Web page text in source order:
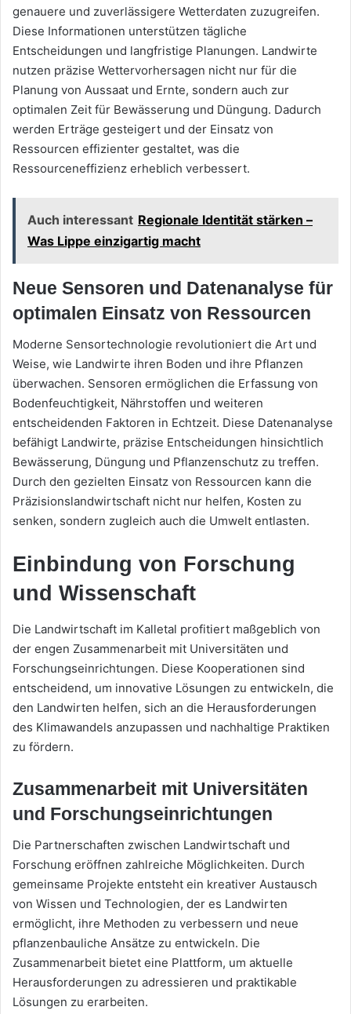
genauere und zuverlässigere Wetterdaten zuzugreifen.
Diese Informationen unterstützen tägliche
Entscheidungen und langfristige Planungen. Landwirte
nutzen präzise Wettervorhersagen nicht nur für die
Planung von Aussaat und Ernte, sondern auch zur
optimalen Zeit für Bewässerung und Düngung. Dadurch
werden Erträge gesteigert und der Einsatz von
Ressourcen effizienter gestaltet, was die
Ressourceneffizienz erheblich verbessert.
Auch interessant Regionale Identität stärken –
Was Lippe einzigartig macht
Neue Sensoren und Datenanalyse für
optimalen Einsatz von Ressourcen
Moderne Sensortechnologie revolutioniert die Art und
Weise, wie Landwirte ihren Boden und ihre Pflanzen
überwachen. Sensoren ermöglichen die Erfassung von
Bodenfeuchtigkeit, Nährstoffen und weiteren
entscheidenden Faktoren in Echtzeit. Diese Datenanalyse
befähigt Landwirte, präzise Entscheidungen hinsichtlich
Bewässerung, Düngung und Pflanzenschutz zu treffen.
Durch den gezielten Einsatz von Ressourcen kann die
Präzisionslandwirtschaft nicht nur helfen, Kosten zu
senken, sondern zugleich auch die Umwelt entlasten.
Einbindung von Forschung
und Wissenschaft
Die Landwirtschaft im Kalletal profitiert maßgeblich von
der engen Zusammenarbeit mit Universitäten und
Forschungseinrichtungen. Diese Kooperationen sind
entscheidend, um innovative Lösungen zu entwickeln, die
den Landwirten helfen, sich an die Herausforderungen
des Klimawandels anzupassen und nachhaltige Praktiken
zu fördern.
Zusammenarbeit mit Universitäten
und Forschungseinrichtungen
Die Partnerschaften zwischen Landwirtschaft und
Forschung eröffnen zahlreiche Möglichkeiten. Durch
gemeinsame Projekte entsteht ein kreativer Austausch
von Wissen und Technologien, der es Landwirten
ermöglicht, ihre Methoden zu verbessern und neue
pflanzenbauliche Ansätze zu entwickeln. Die
Zusammenarbeit bietet eine Plattform, um aktuelle
Herausforderungen zu adressieren und praktikable
Lösungen zu erarbeiten.